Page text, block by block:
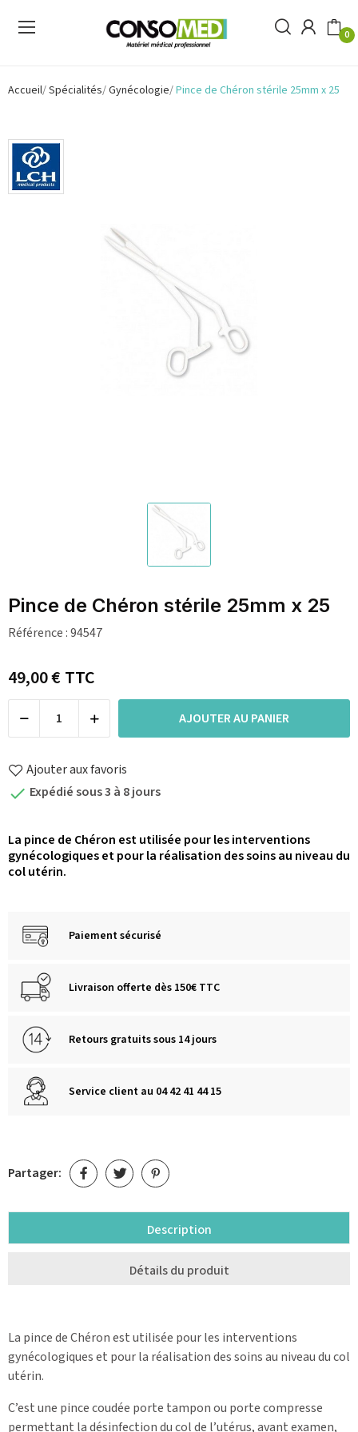
0
Accueil Spécialités Gynécologie Pince de Chéron stérile 25mm x 25
Pince de Chéron stérile 25mm x 25
Référence :94547
49,00 €TTC
AJOUTER AU PANIER
Ajouter aux favoris
 Expédié sous 3 à 8 jours
La pince de Chéron est utilisée pour les interventions
gynécologiques et pour la réalisation des soins au niveau du
col utérin.
Paiement sécurisé
Livraison offerte dès 150€ TTC
Retours gratuits sous 14 jours
Service client au 04 42 41 44 15
Partager:
Description
Détails du produit
La pince de Chéron est utilisée pour les interventions
gynécologiques et pour la réalisation des soins au niveau du col
utérin.
C’est une pince coudée porte tampon ou porte compresse
permettant la désinfection du col de l’utérus, avant examen,